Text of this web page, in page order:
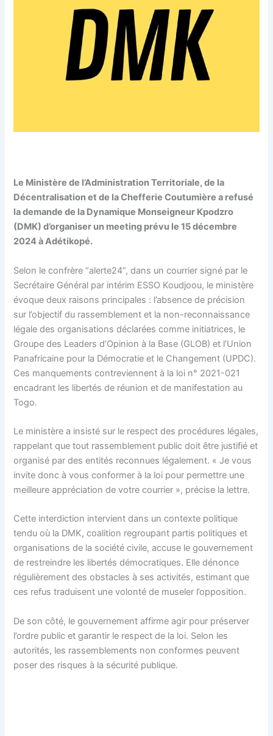
Le Ministère de l’Administration Territoriale, de la
Décentralisation et de la Chefferie Coutumière a refusé
la demande de la Dynamique Monseigneur Kpodzro
(DMK) d’organiser un meeting prévu le 15 décembre
2024 à Adétikopé.
Selon le confrère “alerte24”, dans un courrier signé par le
Secrétaire Général par intérim ESSO Koudjoou, le ministère
évoque deux raisons principales : l’absence de précision
sur l’objectif du rassemblement et la non-reconnaissance
légale des organisations déclarées comme initiatrices, le
Groupe des Leaders d’Opinion à la Base (GLOB) et l’Union
Panafricaine pour la Démocratie et le Changement (UPDC).
Ces manquements contreviennent à la loi n° 2021-021
encadrant les libertés de réunion et de manifestation au
Togo.
Le ministère a insisté sur le respect des procédures légales,
rappelant que tout rassemblement public doit être justifié et
organisé par des entités reconnues légalement. « Je vous
invite donc à vous conformer à la loi pour permettre une
meilleure appréciation de votre courrier », précise la lettre.
Cette interdiction intervient dans un contexte politique
tendu où la DMK, coalition regroupant partis politiques et
organisations de la société civile, accuse le gouvernement
de restreindre les libertés démocratiques. Elle dénonce
régulièrement des obstacles à ses activités, estimant que
ces refus traduisent une volonté de museler l’opposition.
De son côté, le gouvernement affirme agir pour préserver
l’ordre public et garantir le respect de la loi. Selon les
autorités, les rassemblements non conformes peuvent
poser des risques à la sécurité publique.